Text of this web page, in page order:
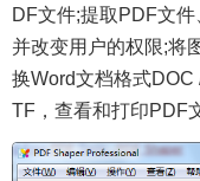
DF文件;提取PDF文件
并改变用户的权限;将
换Word文档格式
TF，查看和打印PDF